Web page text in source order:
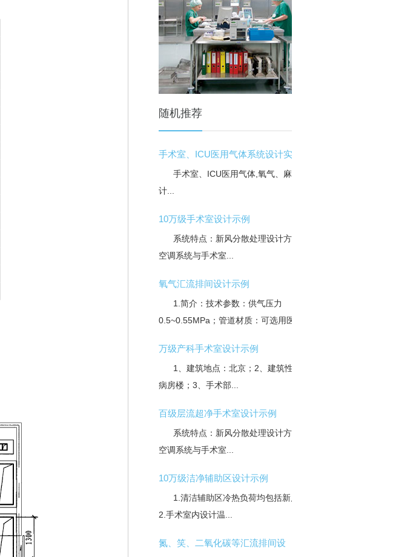
随机推荐
手术室、ICU医用气体系统设计实
手术室、ICU医用气体,氧气、麻醉气体设
计...
10万级手术室设计示例
系统特点：新风分散处理设计方式，净化
空调系统与手术室...
氧气汇流排间设计示例
1.简介：技术参数：供气压力
0.5~0.55MPa；管道材质：可选用医...
万级产科手术室设计示例
1、建筑地点：北京；2、建筑性质：外科
病房楼；3、手术部...
百级层流超净手术室设计示例
系统特点：新风分散处理设计方式；净化
空调系统与手术室...
10万级洁净辅助区设计示例
1.清洁辅助区冷热负荷均包括新风负荷。
2.手术室内设计温...
氮、笑、二氧化碳等汇流排间设